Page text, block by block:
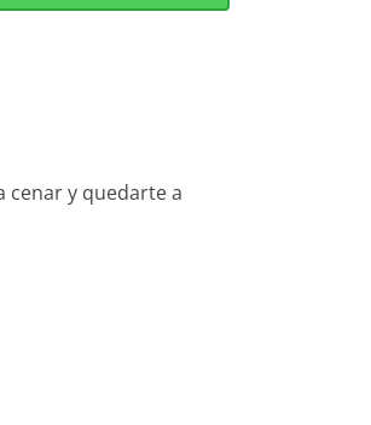
cenar y quedarte a